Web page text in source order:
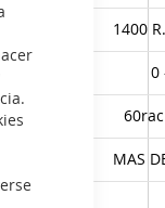
1400
0
MAS